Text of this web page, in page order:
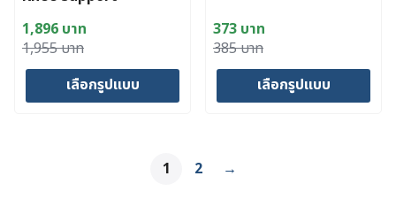
product
page
MKNNP94
1,955บาท
Original
price
1,896 บาท
Current
price
เลือกรูปแบบ
385บาท
Original
price
373 บาท
Current
price
เลือกรูปแบบ
has
1 2 →